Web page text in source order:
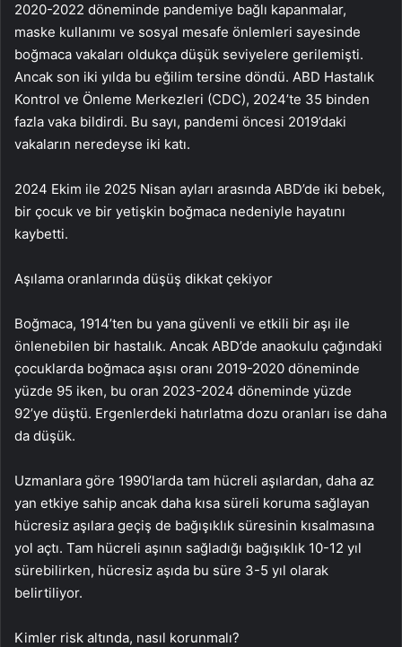
2020-2022 döneminde pandemiye bağlı kapanmalar,
maske kullanımı ve sosyal mesafe önlemleri sayesinde
boğmaca vakaları oldukça düşük seviyelere gerilemişti.
Ancak son iki yılda bu eğilim tersine döndü. ABD Hastalık
Kontrol ve Önleme Merkezleri (CDC), 2024’te 35 binden
fazla vaka bildirdi. Bu sayı, pandemi öncesi 2019’daki
vakaların neredeyse iki katı.
2024 Ekim ile 2025 Nisan ayları arasında ABD’de iki bebek,
bir çocuk ve bir yetişkin boğmaca nedeniyle hayatını
kaybetti.
Aşılama oranlarında düşüş dikkat çekiyor
Boğmaca, 1914’ten bu yana güvenli ve etkili bir aşı ile
önlenebilen bir hastalık. Ancak ABD’de anaokulu çağındaki
çocuklarda boğmaca aşısı oranı 2019-2020 döneminde
yüzde 95 iken, bu oran 2023-2024 döneminde yüzde
92’ye düştü. Ergenlerdeki hatırlatma dozu oranları ise daha
da düşük.
Uzmanlara göre 1990’larda tam hücreli aşılardan, daha az
yan etkiye sahip ancak daha kısa süreli koruma sağlayan
hücresiz aşılara geçiş de bağışıklık süresinin kısalmasına
yol açtı. Tam hücreli aşının sağladığı bağışıklık 10-12 yıl
sürebilirken, hücresiz aşıda bu süre 3-5 yıl olarak
belirtiliyor.
Kimler risk altında, nasıl korunmalı?